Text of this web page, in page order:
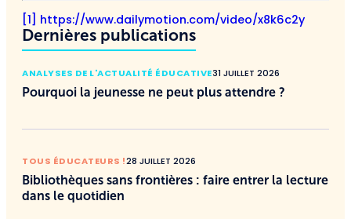
[1] https://www.dailymotion.com/video/x8k6c2y
Dernières publications
ANALYSES DE L'ACTUALITÉ ÉDUCATIVE31 JUILLET 2026
Pourquoi la jeunesse ne peut plus attendre ?
TOUS ÉDUCATEURS !28 JUILLET 2026
Bibliothèques sans frontières : faire entrer la lecture
dans le quotidien